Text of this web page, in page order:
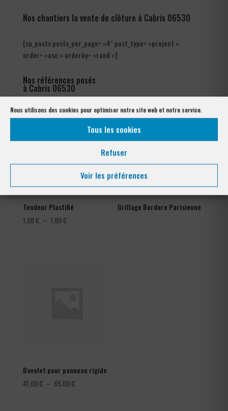
Nous utilisons des cookies pour optimiser notre site web et notre service.
Tous les cookies
Refuser
Voir les préférences
Nos chantiers la vente de clôture à Cabris 06530
[su_posts posts_per_page= »4″ post_type= »project »
order= »asc » orderby= »rand »]
Nos références posés
à Cabris 06530
Tendeur Plastifié
1,08€ – 1,80€Plage
Grillage Bordure Parisienne
Bavolet pour panneau rigide
41,00€ – 65,00€Plage